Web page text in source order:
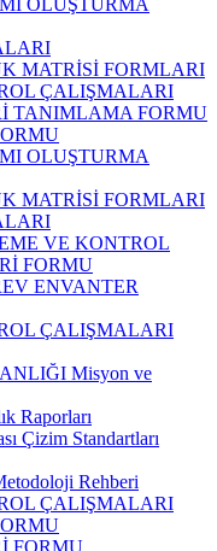
MATRİSİ FORMLARI
ÇALIŞMALARI
TANIMLAMA FORMU
OLUŞTURMA
MATRİSİ FORMLARI
VE KONTROL
FORMU
ENVANTER
ÇALIŞMALARI
Misyon ve
Raporları
Çizim Standartları
Rehberi
ÇALIŞMALARI
FORMU